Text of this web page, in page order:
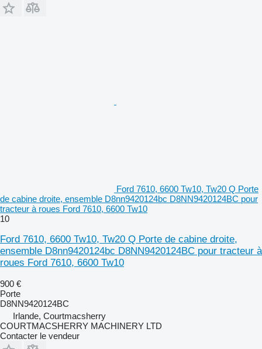
Ford 7610, 6600 Tw10, Tw20 Q Porte
de cabine droite, ensemble D8nn9420124bc D8NN9420124BC pour
tracteur à roues Ford 7610, 6600 Tw10
10
Ford 7610, 6600 Tw10, Tw20 Q Porte de cabine droite,
ensemble D8nn9420124bc D8NN9420124BC pour tracteur à
roues Ford 7610, 6600 Tw10
900 €
Porte
D8NN9420124BC
Irlande, Courtmacsherry
COURTMACSHERRY MACHINERY LTD
Contacter le vendeur